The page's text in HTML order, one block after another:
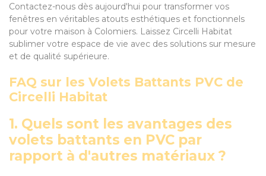
Contactez-nous dès aujourd'hui pour transformer vos
fenêtres en véritables atouts esthétiques et fonctionnels
pour votre maison à Colomiers. Laissez Circelli Habitat
sublimer votre espace de vie avec des solutions sur mesure
et de qualité supérieure.
FAQ sur les Volets Battants PVC de
Circelli Habitat
1. Quels sont les avantages des
volets battants en PVC par
rapport à d'autres matériaux ?